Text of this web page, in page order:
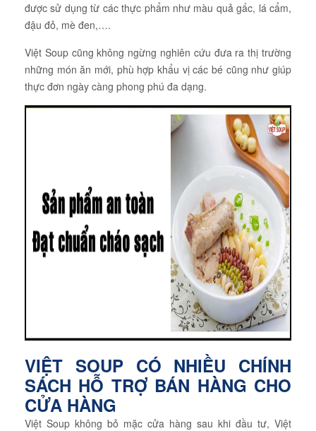
được sử dụng từ các thực phẩm như màu quả gấc, lá cẩm,
đậu đỏ, mè đen,….
Việt Soup cũng không ngừng nghiên cứu đưa ra thị trường
những món ăn mới, phù hợp khẩu vị các bé cũng như giúp
thực đơn ngày càng phong phú đa dạng.
VIỆT SOUP CÓ NHIỀU CHÍNH
SÁCH HỖ TRỢ BÁN HÀNG CHO
CỬA HÀNG
Việt Soup không bỏ mặc cửa hàng sau khi đầu tư, Việt